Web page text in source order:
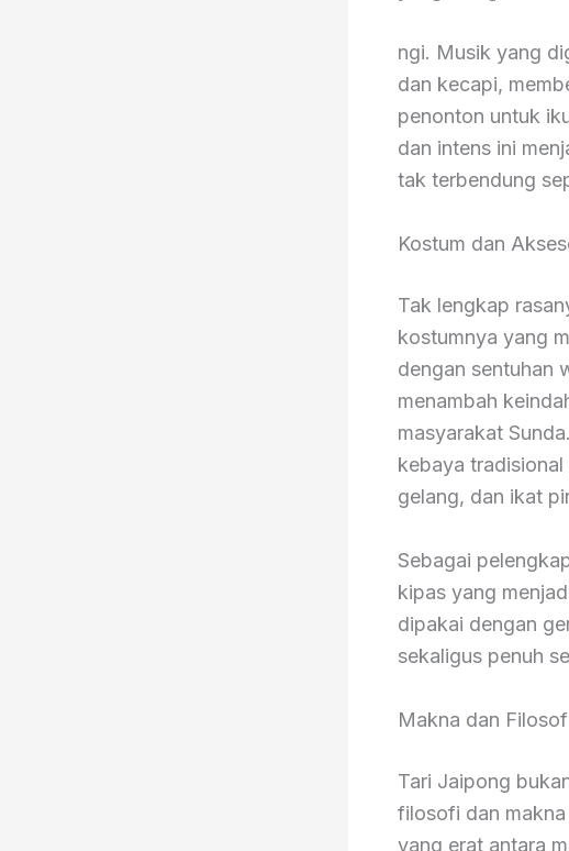
ngi. Musik yang
dan kecapi,
penonton untuk
dan intens ini
tak terbendung
Kostum dan
Tak lengkap
kostumnya yang
dengan sentuhan
menambah
masyarakat
kebaya
gelang, dan ikat
Sebagai
kipas yang
dipakai dengan
sekaligus penuh
Makna dan
Tari Jaipong
filosofi dan
yang erat antara